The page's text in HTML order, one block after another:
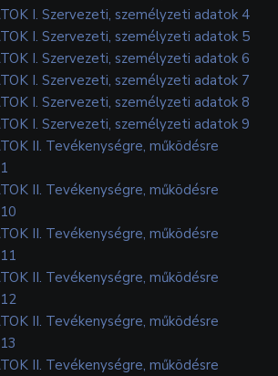
I. Szervezeti, személyzeti adatok 4
I. Szervezeti, személyzeti adatok 5
I. Szervezeti, személyzeti adatok 6
I. Szervezeti, személyzeti adatok 7
I. Szervezeti, személyzeti adatok 8
I. Szervezeti, személyzeti adatok 9
II. Tevékenységre, működésre
II. Tevékenységre, működésre
II. Tevékenységre, működésre
II. Tevékenységre, működésre
II. Tevékenységre, működésre
II. Tevékenységre, működésre